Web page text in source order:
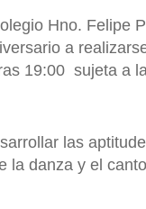
Hno. Felipe
a
19:00 sujeta a
las
la danza y el